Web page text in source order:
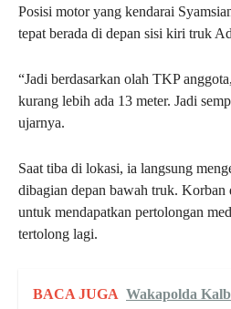
Posisi motor yang kendarai
tepat berada di depan sisi kiri truk
“Jadi berdasarkan olah TKP
kurang lebih ada 13 meter. Jadi
ujarnya.
Saat tiba di lokasi, ia langsung
dibagian depan bawah truk.
untuk mendapatkan pertolongan
tertolong lagi.
BACA JUGA Wakapolda